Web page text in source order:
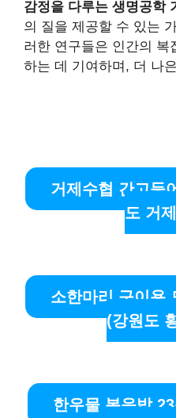
감정을 다루는 생명공학
의 질을 제공할 수 있는
러한 연구들은 인간의 복
하는 데 기여하며, 더 나
거제수협 간고등
도 거
소한마리 구이용
(강원도
한우물 볶음밥